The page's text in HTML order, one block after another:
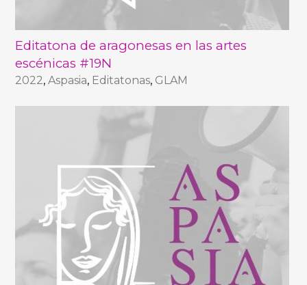
Editatona de aragonesas en las artes
escénicas #19N
2022,Aspasia, Editatonas, GLAM